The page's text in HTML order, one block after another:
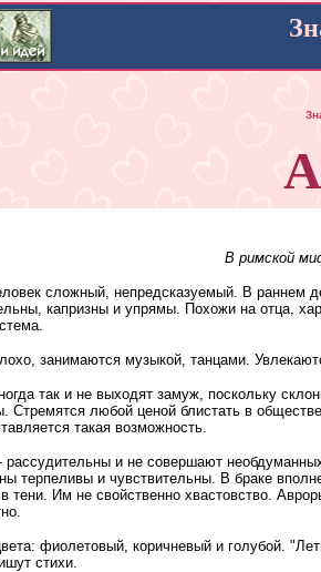
В римской
сложный, непредсказуемый. В раннем
капризны и упрямы. Похожи на отца,
занимаются музыкой, танцами.
так и не выходят замуж, поскольку
Стремятся любой ценой блистать в
такая возможность.
и не совершают
терпеливы и чувствительны. В браке
тени. Им не свойственно хвастовство.
фиолетовый, коричневый и голубой.
стихи.